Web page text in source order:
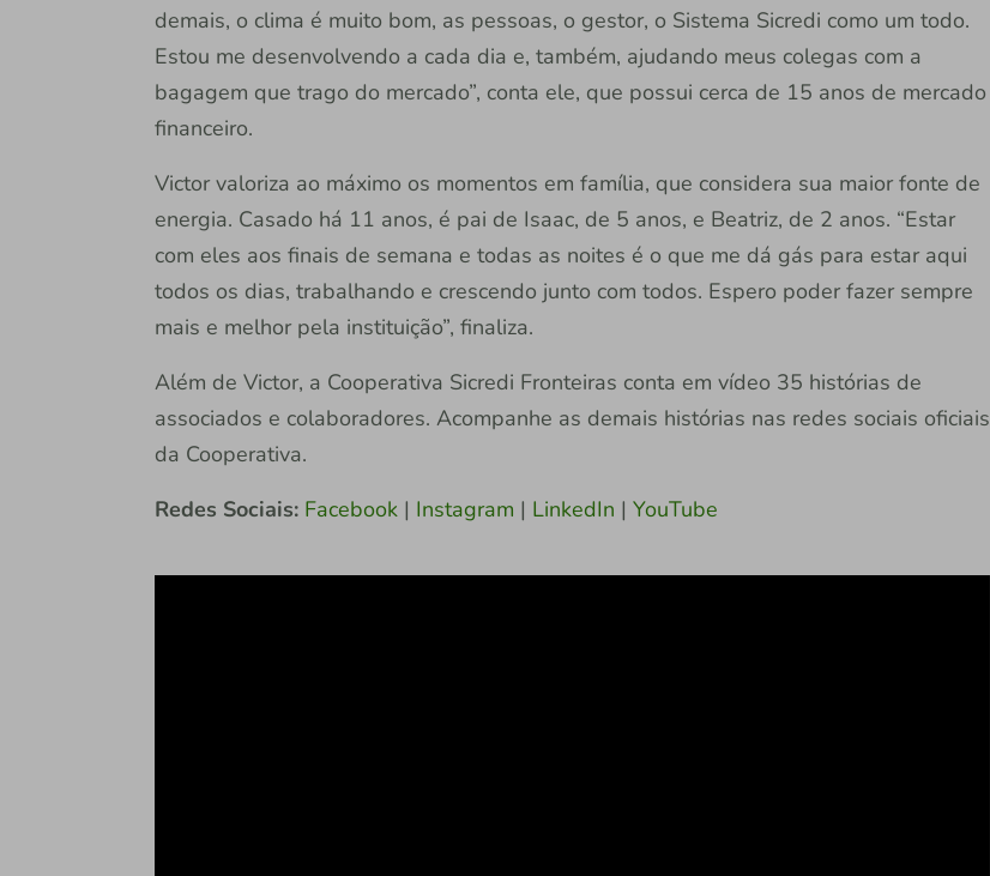
demais, o clima é muito bom, as pessoas, o gestor, o Sistema Sicredi como um todo.
Estou me desenvolvendo a cada dia e, também, ajudando meus colegas com a
bagagem que trago do mercado”, conta ele, que possui cerca de 15 anos de mercado
financeiro.
Victor valoriza ao máximo os momentos em família, que considera sua maior fonte de
energia. Casado há 11 anos, é pai de Isaac, de 5 anos, e Beatriz, de 2 anos. “Estar
com eles aos finais de semana e todas as noites é o que me dá gás para estar aqui
todos os dias, trabalhando e crescendo junto com todos. Espero poder fazer sempre
mais e melhor pela instituição”, finaliza.
Além de Victor, a Cooperativa Sicredi Fronteiras conta em vídeo 35 histórias de
associados e colaboradores. Acompanhe as demais histórias nas redes sociais oficiais
da Cooperativa.
Redes Sociais: Facebook| Instagram | LinkedIn | YouTube